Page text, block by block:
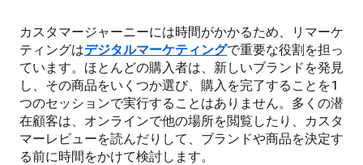
カスタマージャーニーには時間がかかるため、リマーケ
ティングはデジタルマーケティングで重要な役割を担っ
ています。ほとんどの購入者は、新しいブランドを発見
し、その商品をいくつか選び、購入を完了することを1
つのセッションで実行することはありません。多くの潜
在顧客は、オンラインで他の場所を閲覧したり、カスタ
マーレビューを読んだりして、ブランドや商品を決定す
る前に時間をかけて検討します。